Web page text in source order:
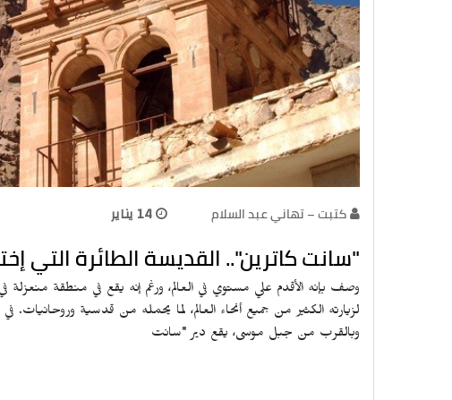
كتبت – تهاني عبد السلام
"سانت كاترين".. القديسة الطائرة التي
وصف بإنه الأقدم علي مستوي في العالم، ورغم إنه يقع في منطقة منعزلة في
لزيارته الكثير من جميع أنحاء العالم، لما يحمله من قدسية
وبالقرب من جبل موسى، يقع دير "سانت